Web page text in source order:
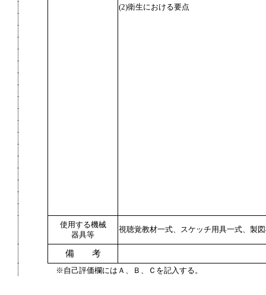
(2)衛生における要点
使用する機械
器具等
視聴覚教材一式、スケッチ用具一式、製
備 考
※自己評価欄にはＡ、Ｂ、Ｃを記入する。